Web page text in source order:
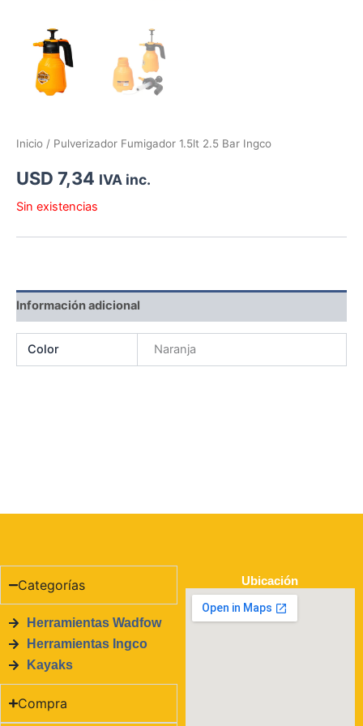
Inicio / Pulverizador Fumigador 1.5lt 2.5 Bar Ingco
USD 7,34 IVA inc.
Sin existencias
Información adicional
Color Naranja
Categorías
Herramientas Wadfow
Herramientas Ingco
Kayaks
Compra
Ubicación